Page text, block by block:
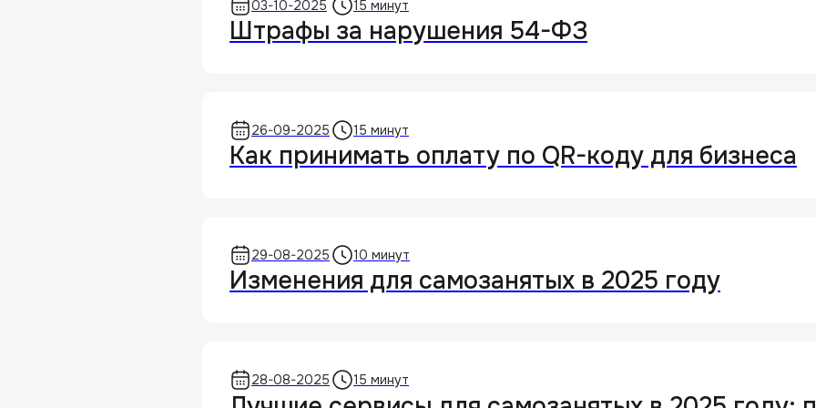
03-10-2025 15 минут
Штрафы за нарушения 54-ФЗ
26-09-2025 15 минут
Как принимать оплату по QR-коду для бизнеса
29-08-2025 10 минут
Изменения для самозанятых в 2025 году
28-08-2025 15 минут